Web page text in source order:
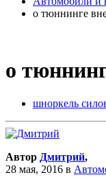
о тюннинге
о
шноркель
Автор Дмитрий,
28 мая, 2016 в